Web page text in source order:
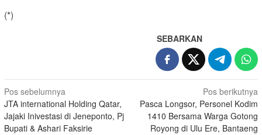
(*)
SEBARKAN
Navigasi
pos
Pos sebelumnya
JTA international Holding Qatar,
Jajaki Inivestasi di Jeneponto, Pj
Bupati & Ashari Faksirie
Pos berikutnya
Pasca Longsor, Personel Kodim
1410 Bersama Warga Gotong
Royong di Ulu Ere, Bantaeng